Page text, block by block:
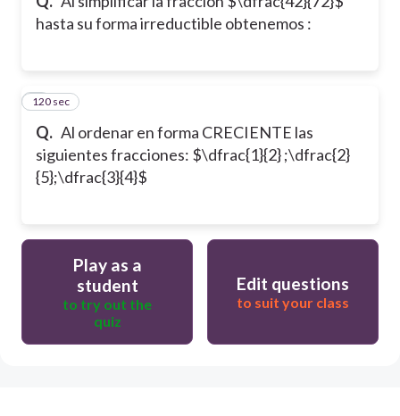
hasta su forma irreductible obtenemos :
Q. Al ordenar en forma CRECIENTE las
siguientes fracciones: $\dfrac{1}{2} ;\dfrac{2}
{5};\dfrac{3}{4}$
7
120 sec
Play as a
student
to try out the
quiz
Edit questions
to suit your class